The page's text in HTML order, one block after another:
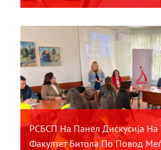
РСБСП На Панел Дискусија На
Факултет Битола По Повод